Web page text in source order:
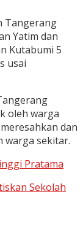
Tangerang
Yatim dan
Kutabumi 5
usai
oleh warga
dan
warga sekitar.
Pratama
Sekolah